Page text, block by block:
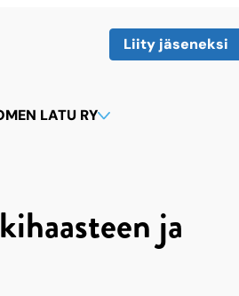
Liity jäseneksi
LATU RY
ja